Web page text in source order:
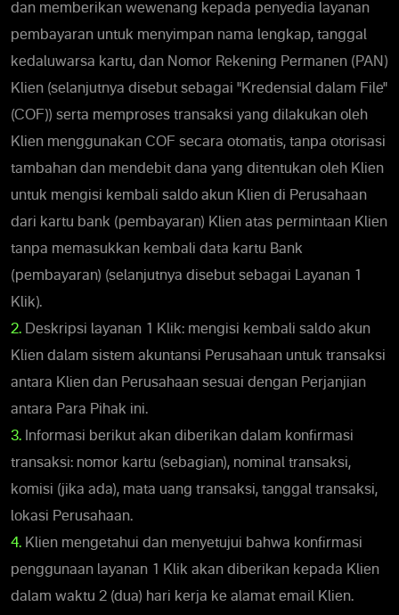
dan memberikan wewenang kepada penyedia layanan
pembayaran untuk menyimpan nama lengkap, tanggal
kedaluwarsa kartu, dan Nomor Rekening Permanen (PAN)
Klien (selanjutnya disebut sebagai "Kredensial dalam File"
(COF)) serta memproses transaksi yang dilakukan oleh
Klien menggunakan COF secara otomatis, tanpa otorisasi
tambahan dan mendebit dana yang ditentukan oleh Klien
untuk mengisi kembali saldo akun Klien di Perusahaan
dari kartu bank (pembayaran) Klien atas permintaan Klien
tanpa memasukkan kembali data kartu Bank
(pembayaran) (selanjutnya disebut sebagai Layanan 1
Klik).
2. Deskripsi layanan 1 Klik: mengisi kembali saldo akun
Klien dalam sistem akuntansi Perusahaan untuk transaksi
antara Klien dan Perusahaan sesuai dengan Perjanjian
antara Para Pihak ini.
3. Informasi berikut akan diberikan dalam konfirmasi
transaksi: nomor kartu (sebagian), nominal transaksi,
komisi (jika ada), mata uang transaksi, tanggal transaksi,
lokasi Perusahaan.
4. Klien mengetahui dan menyetujui bahwa konfirmasi
penggunaan layanan 1 Klik akan diberikan kepada Klien
dalam waktu 2 (dua) hari kerja ke alamat email Klien.